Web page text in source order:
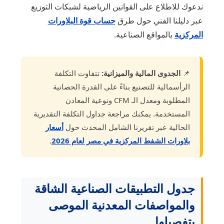
ندعوك للاطلاع على القوانين الرياضية لشبكات التوزيع
عبر دليلنا الفني حول طرقحساب قوة البلاورات
المركزية بالمواقع الصناعية.
📌الجدوى المالية والميزانية: تتفاوت التكلفة
الرأسمالية للتصنيع بناءً على القدرة الحصانية
المطلوبة ومعدل الـ CFM ونوعية المعادن
المستخدمة. يمكنك مراجعة جداول التكلفة التقديرية
الحالية عبر تقريرنا الشامل المحدث حولأسعار
بلاورات الشفط المركزية في مصر لعام 2026
.
جدول التطبيقات الصناعية الشاقة
والمواصفات المعدنية الموصى